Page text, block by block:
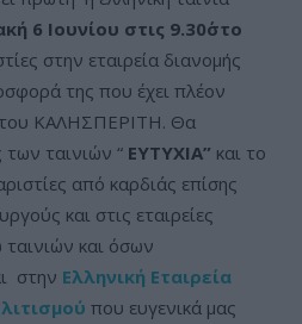
6 Ιουνίου στις 9.30΄στο
στην εταιρεία διανομής
της που έχει πλέον
του ΚΑΛΗΣΠΕΡΙΤΗ. Θα
ταινιών “ EYTYXIA” και το
από καρδιάς επίσης
και στις εταιρείες
και όσων
στην Ελληνική Εταιρεία
που ευγενικά μας